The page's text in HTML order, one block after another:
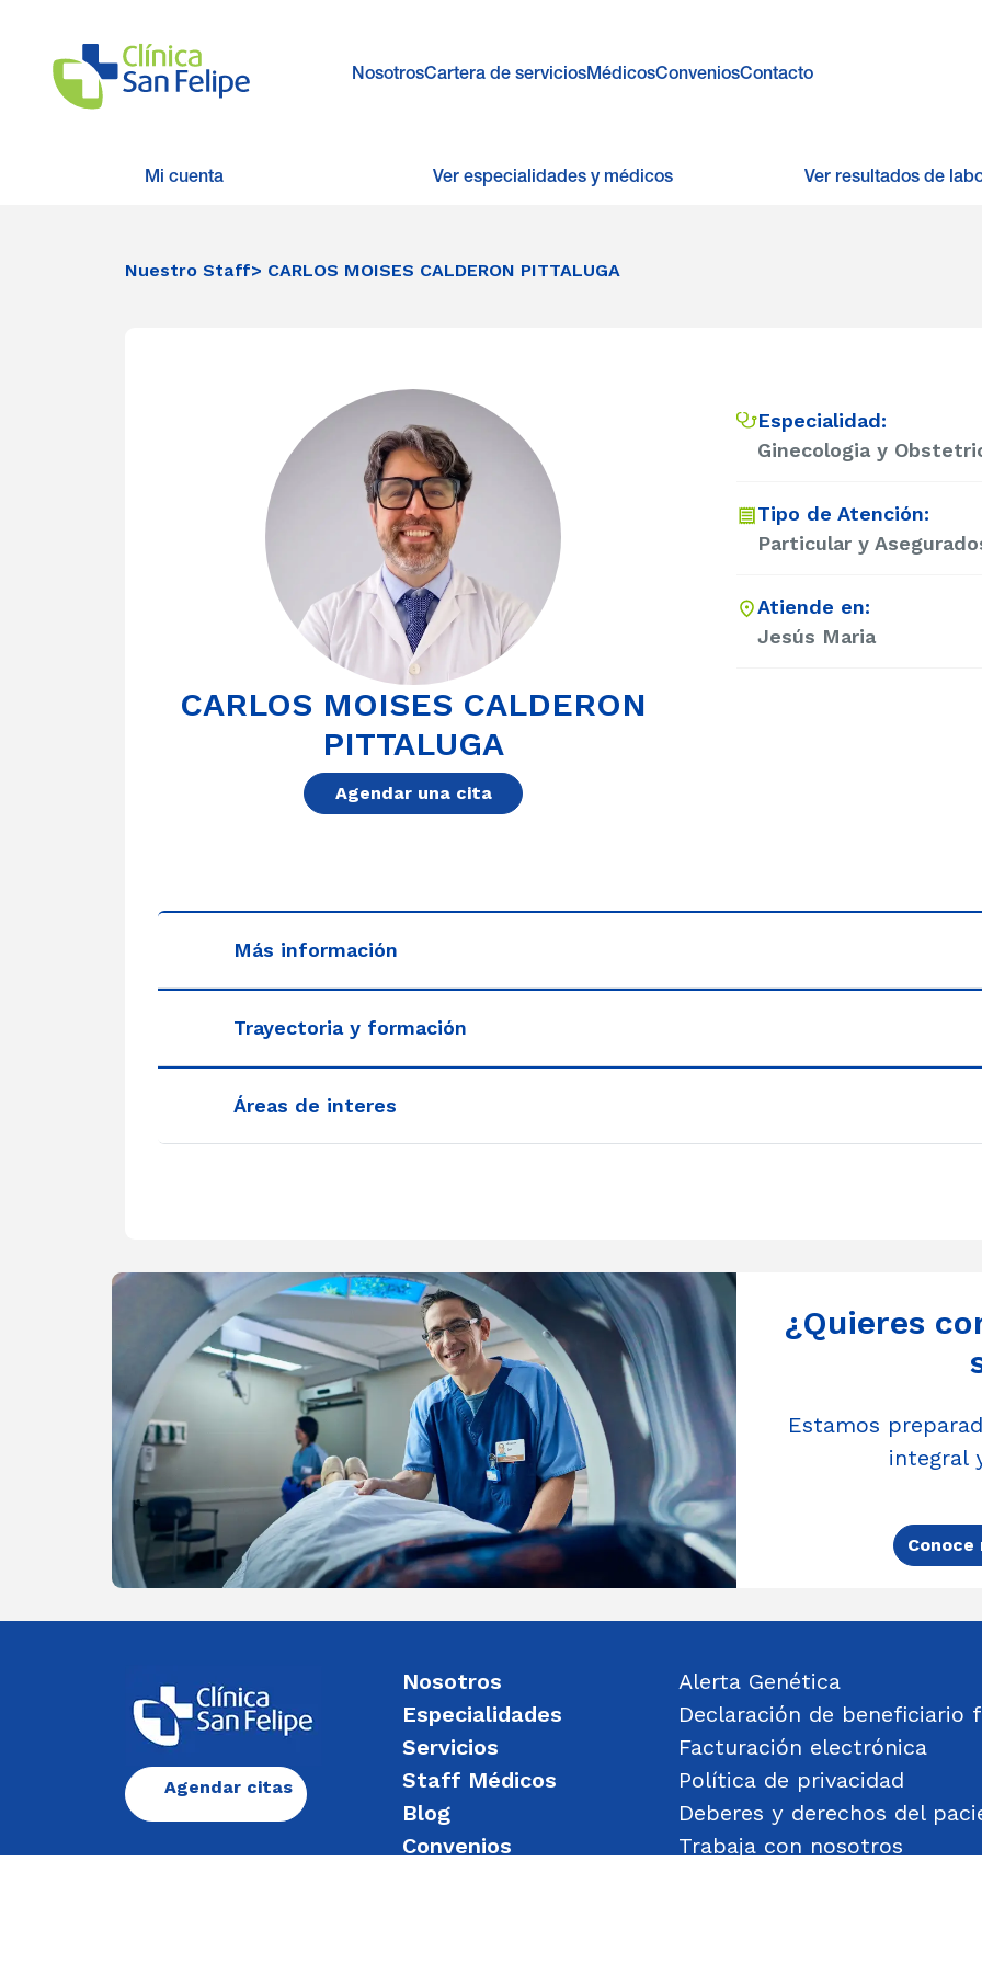
NosotrosCartera de serviciosMédicosConveniosContacto
Mi cuenta Ver especialidades y médicos Ver resultados de
Nuestro Staff> CARLOS MOISES CALDERON PITTALUGA
CARLOS MOISES CALDERON
PITTALUGA
Agendar una cita
Especialidad:
Ginecologia y
Tipo de Atención:
Particular y
Atiende en:
Jesús Maria
Más información
Trayectoria y formación
Áreas de interes
¿Quieres
Estamos
integral
Agendar citas
Nosotros
Especialidades
Servicios
Staff Médicos
Blog
Convenios
Alerta Genética
Declaración de beneficiario
Facturación electrónica
Política de privacidad
Deberes y derechos del
Trabaja con nosotros